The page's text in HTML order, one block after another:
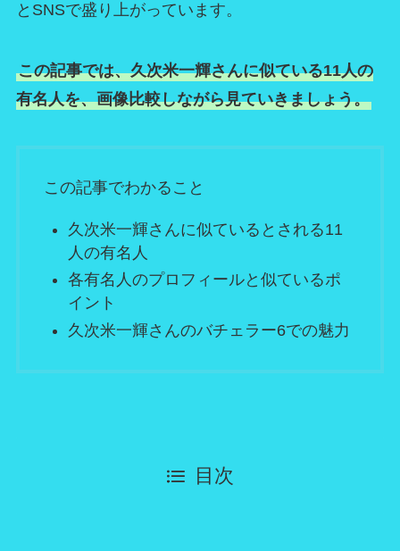
とSNSで盛り上がっています。
この記事では、久次米一輝さんに似ている11人の
有名人を、画像比較しながら見ていきましょう。
この記事でわかること
久次米一輝さんに似ているとされる11
人の有名人
各有名人のプロフィールと似ているポ
イント
久次米一輝さんのバチェラー6での魅力
目次